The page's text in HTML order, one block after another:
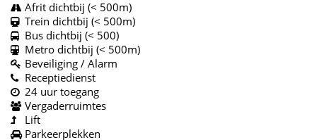
Afrit dichtbij (< 500m)
Trein dichtbij (< 500m)
Bus dichtbij (< 500)
Metro dichtbij (< 500m)
Beveiliging / Alarm
Receptiedienst
24 uur toegang
Vergaderruimtes
Lift
Parkeerplekken